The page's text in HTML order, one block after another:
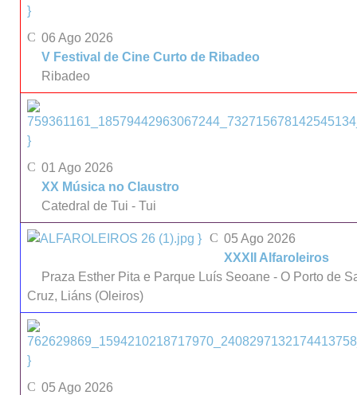
}
06 Ago 2026
V Festival de Cine Curto de Ribadeo
Ribadeo
}
01 Ago 2026
XX Música no Claustro
Catedral de Tui - Tui
}
05 Ago 2026
XXXII Alfaroleiros
Praza Esther Pita e Parque Luís Seoane - O Porto de
Cruz, Liáns (Oleiros)
}
05 Ago 2026